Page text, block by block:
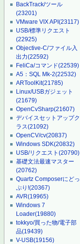
BackTrack/ツール
(23201)
VMware VIX API(23117)
USB/標準リクエスト
(22925)
Objective-C/ファイル入
出力(22592)
FeliCa/コマンド(22539)
A5：SQL Mk-2(22532)
ARToolKit(21785)
Linux/USBガジェット
(21679)
OpenCvSharp(21607)
デバイスセットアップク
ラス(21092)
OpenCV/cv(20837)
Windows SDK(20832)
USB/リクエスト(20790)
基礎文法最速マスター
(20762)
Quartz Composerにどっ
ぷり!(20367)
AVR(19965)
Windows 7
Loader(19880)
tokkyo/買った物/電子部
品(19439)
V-USB(19156)